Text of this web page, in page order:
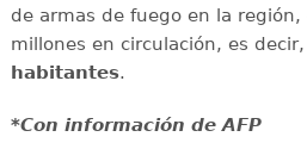
de armas de fuego en la
millones en circulación, es decir,
habitantes.
*Con información de AFP